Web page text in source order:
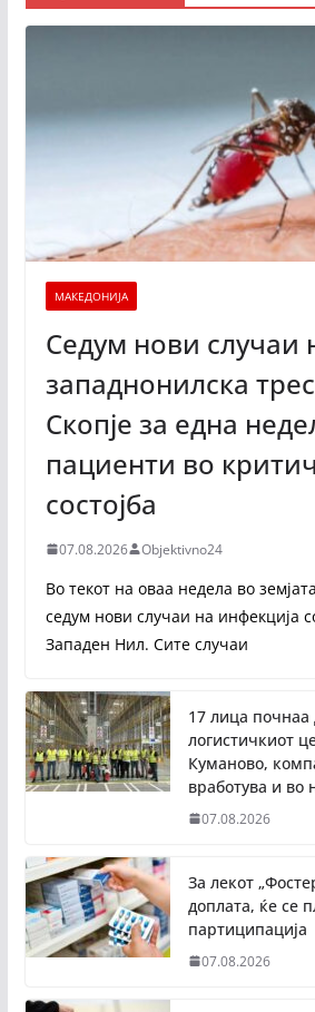
МАКЕДОНИЈА
Седум нови случаи
западнонилска
Скопје за една
пациенти во
состојба
07.08.2026 Objektivno24
Во текот на оваа недела во
седум нови случаи на инфекција
Западен Нил. Сите случаи
17 лица почнаа
логистичкиот
Куманово,
вработува и во
07.08.2026
За лекот
доплата, ќе се
партиципација
07.08.2026